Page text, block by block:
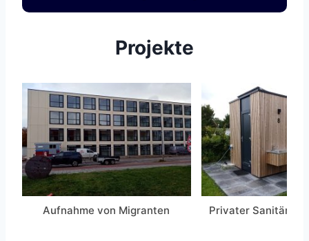
Projekte
Aufnahme von Migranten Privater Sanitär-